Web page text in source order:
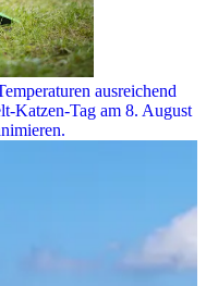
ausreichend
Katzen-Tag am 8. August